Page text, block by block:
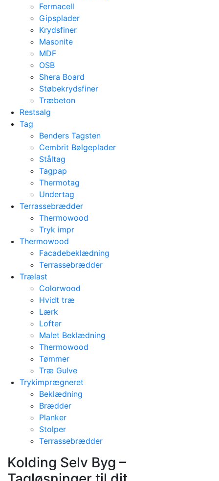
Fermacell
Gipsplader
Krydsfiner
Masonite
MDF
OSB
Shera Board
Støbekrydsfiner
Træbeton
Restsalg
Tag
Benders Tagsten
Cembrit Bølgeplader
Ståltag
Tagpap
Thermotag
Undertag
Terrassebrædder
Thermowood
Tryk impr
Thermowood
Facadebeklædning
Terrassebrædder
Trælast
Colorwood
Hvidt træ
Lærk
Lofter
Malet Beklædning
Thermowood
Tømmer
Træ Gulve
Trykimprægneret
Beklædning
Brædder
Planker
Stolper
Terrassebrædder
Kolding Selv Byg –